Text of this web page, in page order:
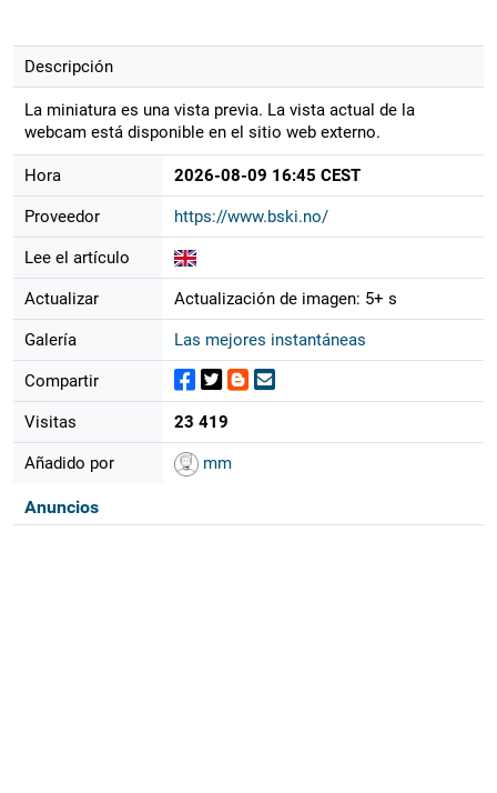
Descripción
La miniatura es una vista previa. La vista actual de la
webcam está disponible en el sitio web externo.
Hora 2026-08-09 16:45 CEST
Proveedor https://www.bski.no/
Lee el artículo
Actualizar Actualización de imagen: 5+ s
Galería Las mejores instantáneas
Compartir
Visitas 23 419
Añadido por mm
Anuncios